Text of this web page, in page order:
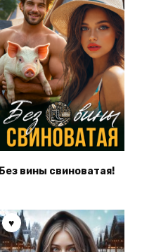
Без вины свиноватая!